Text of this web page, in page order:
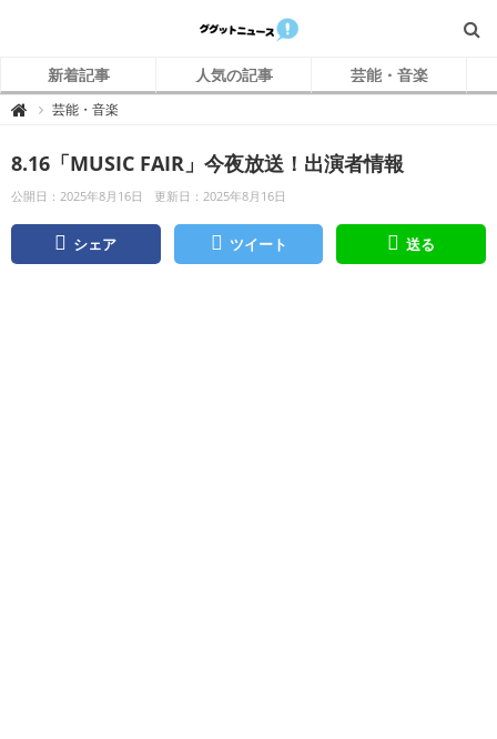
新着記事 人気の記事 芸能・音楽
 グ
ニ
ュ
ー
ス
芸能・音楽
8.16「MUSIC FAIR」今夜放送！出演者情報
公開日：2025年8月16日 更新日：2025年8月16日
シェア ツイート 送る